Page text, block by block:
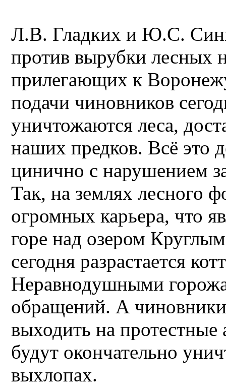
Л.В. Гладких и Ю.С.
против вырубки лесных
прилегающих к
подачи чиновников
уничтожаются леса,
наших предков. Всё это
цинично с нарушением
Так, на землях лесного
огромных карьера, что
горе над озером
сегодня разрастается
Неравнодушными
обращений. А
выходить на протестные
будут окончательно
выхлопах.